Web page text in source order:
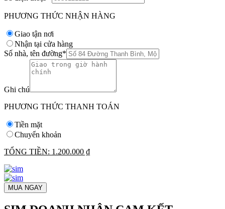
PHƯƠNG THỨC NHẬN HÀNG
Giao tận nơi
Nhận tại cửa hàng
Số nhà, tên đường*
Ghi chú
PHƯƠNG THỨC THANH TOÁN
Tiền mặt
Chuyển khoản
TỔNG TIỀN: 1.200.000 ₫
MUA NGAY